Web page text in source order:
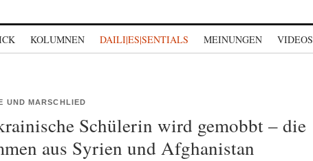
KOLUMNEN DAILI|ES|SENTIALS MEINUNGEN VIDEOS
UND MARSCHLIED
Schülerin wird gemobbt – die
aus Syrien und Afghanistan